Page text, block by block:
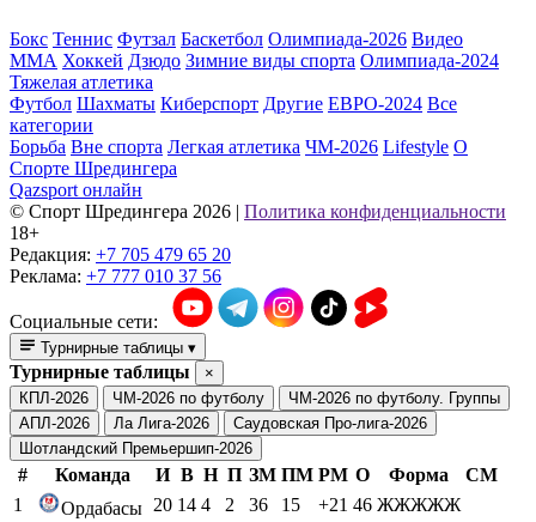
Бокс Теннис Футзал Баскетбол Олимпиада-2026 Видео
ММА Хоккей Дзюдо Зимние виды спорта Олимпиада-2024
Тяжелая атлетика
Футбол Шахматы Киберспорт Другие ЕВРО-2024 Все
категории
Борьба Вне спорта Легкая атлетика ЧМ-2026 Lifestyle О
Спорте Шредингера
Qazsport онлайн
© Cпорт Шредингера 2026 | Политика конфиденциальности
18+
Редакция: +7 705 479 65 20
Реклама: +7 777 010 37 56
Социальные сети:
Турнирные таблицы ▾
Турнирные таблицы
×
КПЛ-2026
ЧМ-2026 по футболу
ЧМ-2026 по футболу. Группы
АПЛ-2026
Ла Лига-2026
Саудовская Про-лига-2026
Шотландский Премьершип-2026
# Команда И В Н П ЗМ ПМ РМ О Форма
СМ
1
Ордабасы 20 14 4 2 36 15 +21 46 ЖЖЖЖЖ